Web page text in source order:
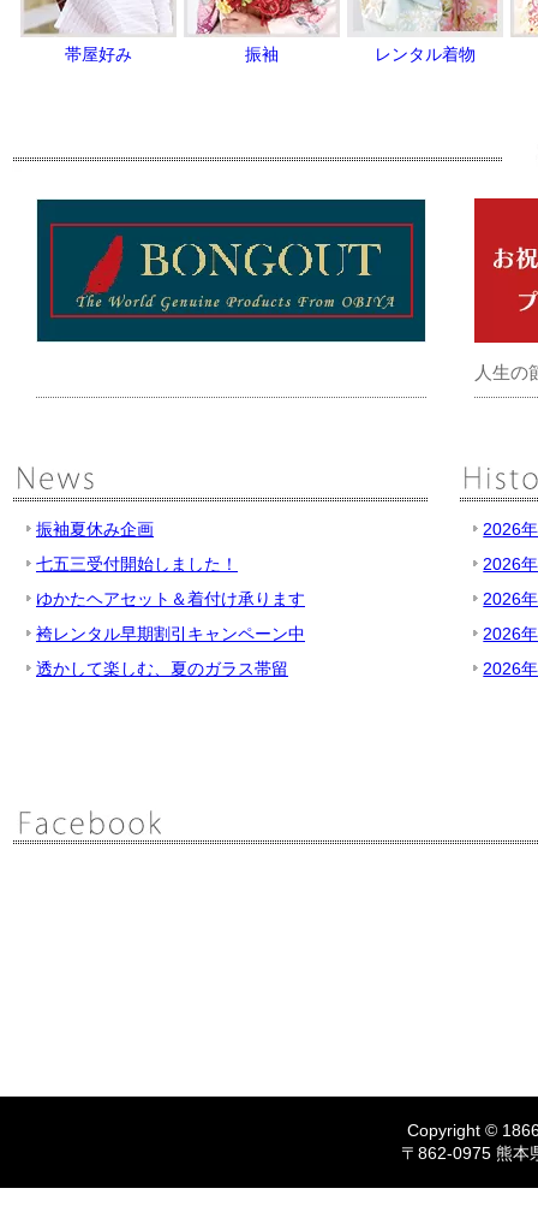
帯屋好み 振袖 レンタル着物
人生の
振袖夏休み企画
七五三受付開始しました！
ゆかたヘアセット＆着付け承ります
袴レンタル早期割引キャンペーン中
透かして楽しむ、夏のガラス帯留
2026
2026
2026
2026
2026
Copyright ©
〒862-0975 熊本